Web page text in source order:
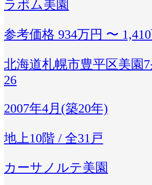
ラポム美園
参考価格 934万円 〜
北海道札幌市豊平区美園
26
2007年4月(築20年)
地上10階 / 全31戸
カーサノルテ美園